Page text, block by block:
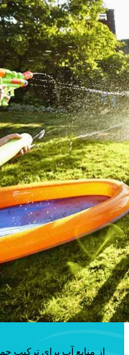
از منابع آب برای ترکیب